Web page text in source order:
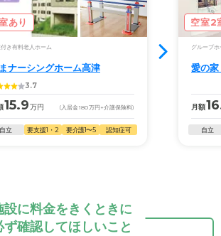
あり
き有料老人ホーム
ナーシングホーム高津
3.7
15.9万円 (入居金180万円 +介護保険料)
自立 要支援1・2 要介護1〜5 認知症可
空室2
グループホ
愛の
月額
自立
設に料金をきくときに
ず確認してほしいこと